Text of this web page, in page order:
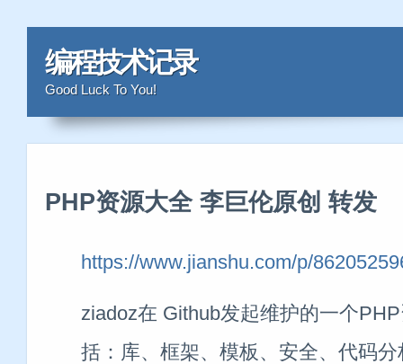
编程技术记录
Good Luck To You!
PHP资源大全 李巨伦原创 转发
https://www.jianshu.com/p/
ziadoz在 Github发起维护的一个
括：库、框架、模板、安全、代码